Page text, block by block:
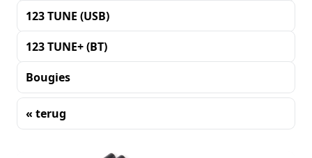
123 TUNE (USB)
123 TUNE+ (BT)
Bougies
« terug